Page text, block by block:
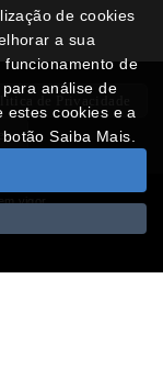
de Privacidade
vigor
de cookies
a sua
de
análise de
estes cookies e a
Saiba Mais.